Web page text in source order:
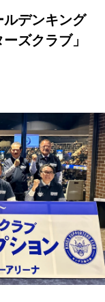
デンキング
ズクラブ」